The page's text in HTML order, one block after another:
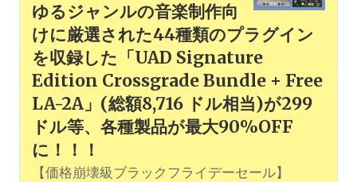
ゆるジャンルの音楽制作向
けに厳選された44種類のプラグイン
を収録した「UAD Signature
Edition Crossgrade Bundle + Free
LA-2A」(総額8,716 ドル相当)が299
ドル等、各種製品が最大90%OFF
に！！！
【価格崩壊級ブラックフライデーセール】